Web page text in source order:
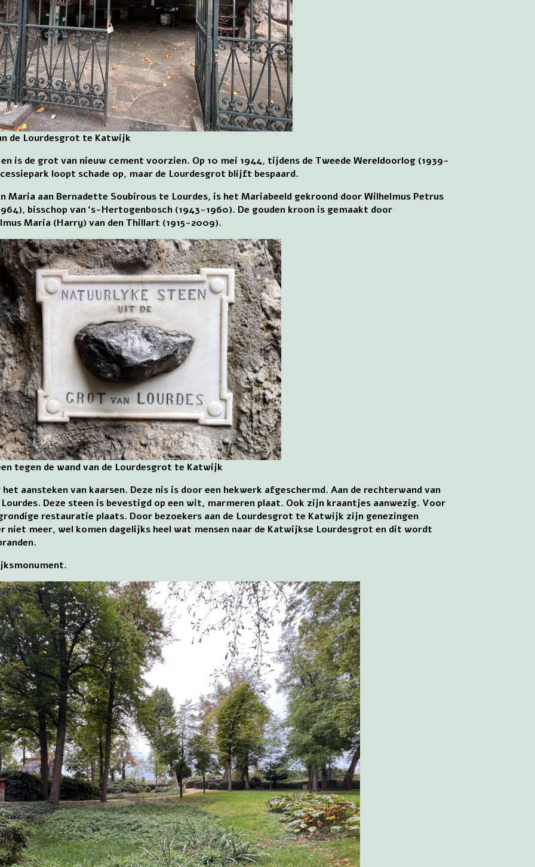
de Lourdesgrot te Katwijk
is de grot van nieuw cement voorzien. Op 10 mei 1944, tijdens de Tweede Wereldoorlog (1939-
loopt schade op, maar de Lourdesgrot blijft bespaard.
Maria aan Bernadette Soubirous te Lourdes, is het Mariabeeld gekroond door Wilhelmus Petrus
bisschop van ‘s-Hertogenbosch (1943-1960). De gouden kroon is gemaakt door
Maria (Harry) van den Thillart (1915-2009).
tegen de wand van de Lourdesgrot te Katwijk
aansteken van kaarsen. Deze nis is door een hekwerk afgeschermd. Aan de rechterwand van
Deze steen is bevestigd op een wit, marmeren plaat. Ook zijn kraantjes aanwezig. Voor
restauratie plaats. Door bezoekers aan de Lourdesgrot te Katwijk zijn genezingen
niet meer, wel komen dagelijks heel wat mensen naar de Katwijkse Lourdesgrot en dit wordt